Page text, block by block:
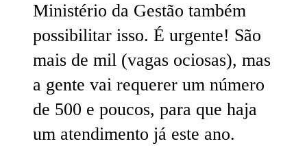
Ministério da Gestão também
possibilitar isso. É urgente! São
mais de mil (vagas ociosas), mas
a gente vai requerer um número
de 500 e poucos, para que haja
um atendimento já este ano.